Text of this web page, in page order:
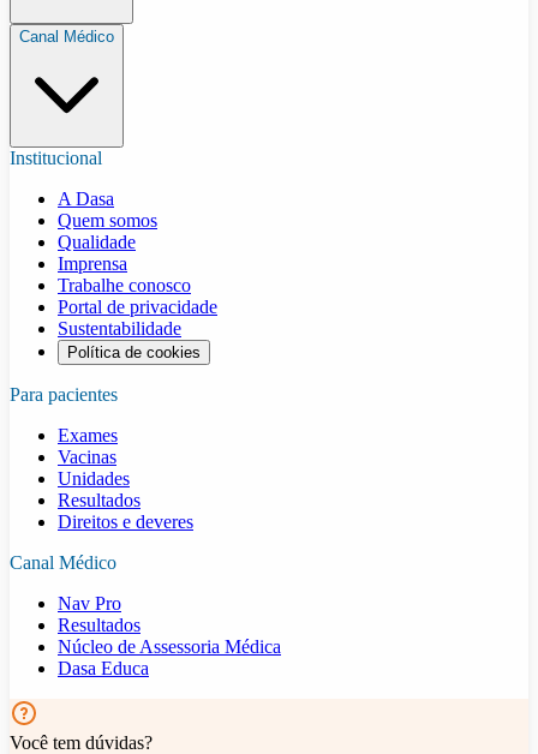
Canal Médico
Institucional
A Dasa
Quem somos
Qualidade
Imprensa
Trabalhe conosco
Portal de privacidade
Sustentabilidade
Política de cookies
Para pacientes
Exames
Vacinas
Unidades
Resultados
Direitos e deveres
Canal Médico
Nav Pro
Resultados
Núcleo de Assessoria Médica
Dasa Educa
Você tem dúvidas?